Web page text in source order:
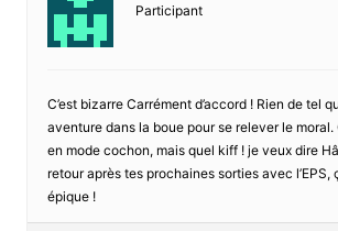
Participant
C’est bizarre Carrément d’accord ! Rien de tel
aventure dans la boue pour se relever le
en mode cochon, mais quel kiff ! je veux dire
retour après tes prochaines sorties avec l’EPS,
épique !